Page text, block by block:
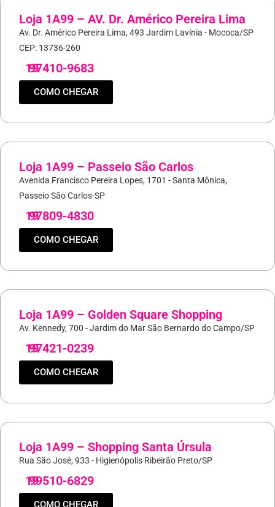
Loja 1A99 – AV. Dr. Américo Pereira Lima
Av. Dr. Américo Pereira Lima, 493 Jardim Lavínia - Mococa/SP
CEP: 13736-260
19
97410-9683
COMO CHEGAR
Loja 1A99 – Passeio São Carlos
Avenida Francisco Pereira Lopes, 1701 - Santa Mônica,
Passeio São Carlos-SP
19
97809-4830
COMO CHEGAR
Loja 1A99 – Golden Square Shopping
Av. Kennedy, 700 - Jardim do Mar São Bernardo do Campo/SP
19
97421-0239
COMO CHEGAR
Loja 1A99 – Shopping Santa Úrsula
Rua São José, 933 - Higienópolis Ribeirão Preto/SP
19
99510-6829
COMO CHEGAR